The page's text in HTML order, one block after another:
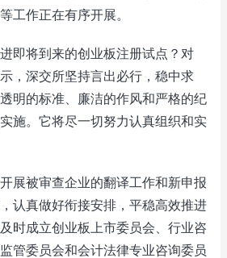
工作正在有序开展。
即将到来的创业板注册试点？对
，深交所坚持言出必行，稳中求
明的标准、廉洁的作风和严格的纪
施。它将尽一切努力认真组织和实
展被审查企业的翻译工作和新申报
认真做好衔接安排，平稳高效推进
时成立创业板上市委员会、行业咨
管委员会和会计法律专业咨询委员